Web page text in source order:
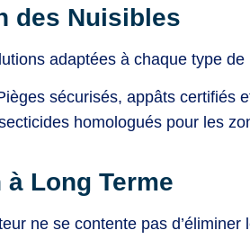
des Nuisibles
adaptées à chaque type de
sécurisés, appâts certifiés
homologués pour les
Long Terme
ne se contente pas